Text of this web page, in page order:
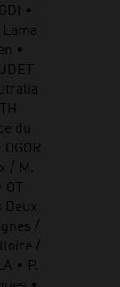
•
•
du
/ M.
Deux
/
/
• P.